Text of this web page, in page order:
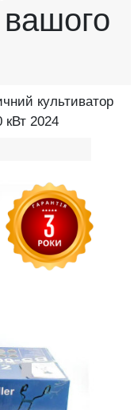
культиватор
кВт 2024